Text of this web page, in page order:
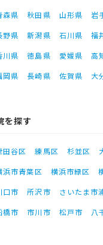
森県 秋田県 山形県 岩
野県 新潟県 石川県 福
川県 徳島県 愛媛県 高
岡県 長崎県 佐賀県 大
を探す
田谷区 練馬区 杉並区
浜市青葉区 横浜市緑区
口市 所沢市 さいたま市
橋市 市川市 松戸市 八